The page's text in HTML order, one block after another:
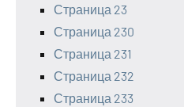
Страница 23
Страница 230
Страница 231
Страница 232
Страница 233